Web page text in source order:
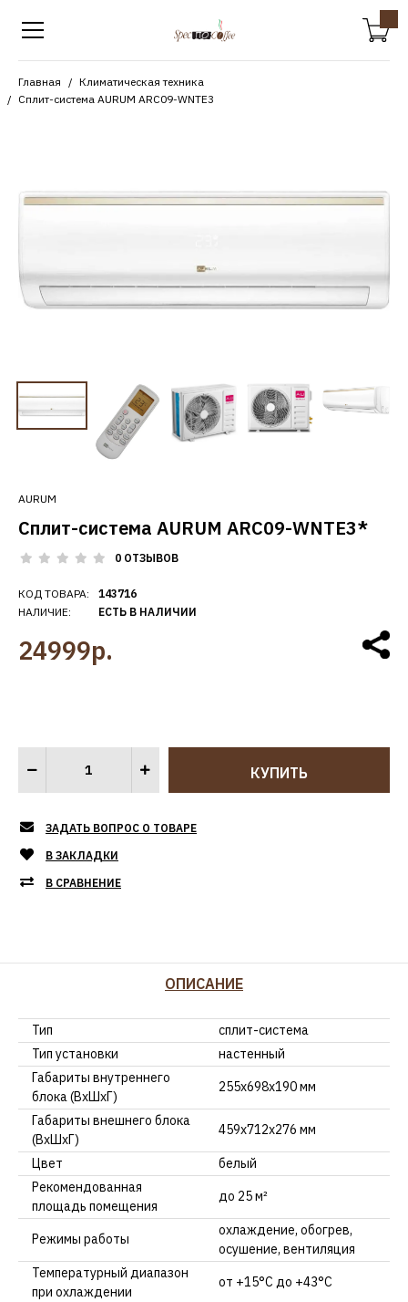
Главная
Климатическая техника
Сплит-система AURUM ARC09-WNTE3
AURUM
Сплит-система AURUM ARC09-WNTE3*
0 ОТЗЫВОВ
КОД ТОВАРА:
НАЛИЧИЕ:
143716
ЕСТЬ В НАЛИЧИИ
24999р.
ЗАДАТЬ ВОПРОС О ТОВАРЕ
В ЗАКЛАДКИ
В СРАВНЕНИЕ
ОПИСАНИЕ
Тип
сплит-система
Тип установки
настенный
Габариты внутреннего
блока (ВхШхГ)
255x698x190 мм
Габариты внешнего блока
(ВхШхГ)
459x712x276 мм
Цвет
белый
Рекомендованная
площадь помещения
до 25 м²
Режимы работы
оxлаждение, обогрев,
осушение, вентиляция
Температурный диапазон
при охлаждении
от +15°C до +43°C